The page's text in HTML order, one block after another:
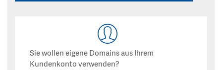
Sie wollen eigene Domains aus Ihrem
Kundenkonto verwenden?